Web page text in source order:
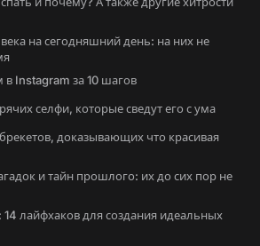
на сегодняшний день: на них не
в Instagram за 10 шагов
селфи, которые сведут его с ума
доказывающих что красивая
и тайн прошлого: их до сих пор не
лайфхаков для создания идеальных